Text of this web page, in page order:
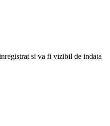
si va fi vizibil de indata